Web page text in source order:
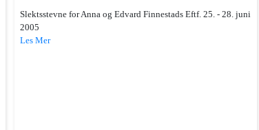
Slektsstevne for Anna og Edvard Finnestads Eftf. 25. - 28. juni
2005
Les Mer